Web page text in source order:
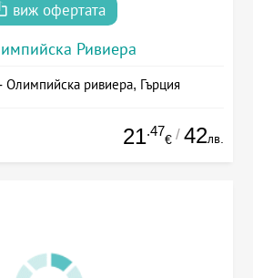
виж офертата
Ривиера
Олимпийска ривиера, Гърция
21.47
€ / 42лв.